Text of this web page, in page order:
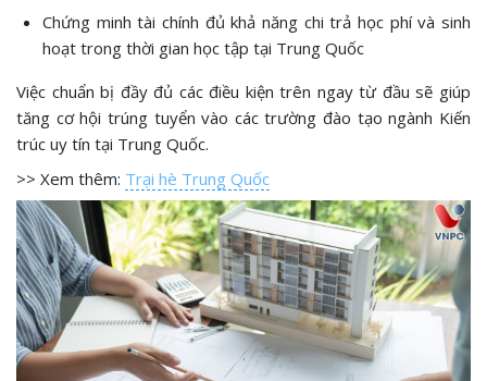
Chứng minh tài chính đủ khả năng chi trả học phí và sinh
hoạt trong thời gian học tập tại Trung Quốc
Việc chuẩn bị đầy đủ các điều kiện trên ngay từ đầu sẽ giúp
tăng cơ hội trúng tuyển vào các trường đào tạo ngành Kiến
trúc uy tín tại Trung Quốc.
>> Xem thêm: Trại hè Trung Quốc